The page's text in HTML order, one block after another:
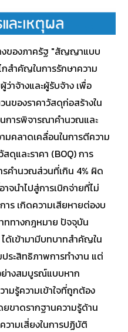
งของภาครัฐ "สัญญาแบบ
กสำคัญในการรักษาความ
าจ้างและผู้รับจ้าง เพื่อ
นของราคาวัสดุก่อสร้างใน
การพิจารณาคำนวณและ
คลาดเคลื่อนในการตีความ
และราคา (BOQ) การ
คำนวณส่วนที่เกิน 4% ผิด
จนำไปสู่การเบิกจ่ายที่ไม่
าร เกิดความเสียหายต่องบ
ทางกฎหมาย ปัจจุบัน
ด้เข้ามามีบทบาทสำคัญใน
ะสิทธิภาพการทำงาน แต่
ย่างสมบูรณ์แบบหาก
มรู้ความเข้าใจที่ถูกต้อง
ยขาดรากฐานความรู้ด้าน
วามเสี่ยงในการปฏิบัติ